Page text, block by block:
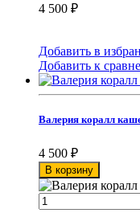
4 500 ₽
Добавить в
Добавить к
Валерия коралл
4 500 ₽
В корзину